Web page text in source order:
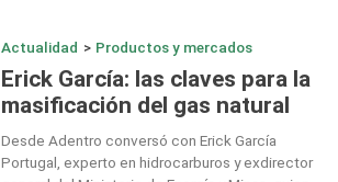
Actualidad > Productos y mercados
Erick García: las claves para la
masificación del gas natural
Desde Adentro conversó con Erick García
Portugal, experto en hidrocarburos y exdirector